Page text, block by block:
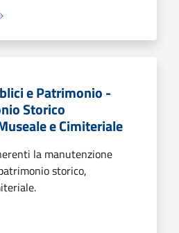
e Patrimonio -
Storico
e Cimiteriale
la manutenzione
storico,